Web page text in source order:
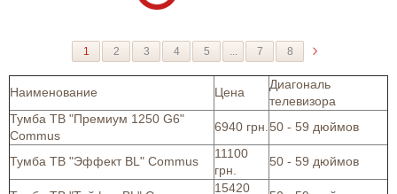
1 2 3 4 5 ... 7 8
Наименование Цена
Диагональ
телевизора
Тумба ТВ "Премиум 1250 G6"
Commus
6940 грн. 50 - 59 дюймов
Тумба ТВ "Эффект BL" Commus
11100
грн.
50 - 59 дюймов
15420